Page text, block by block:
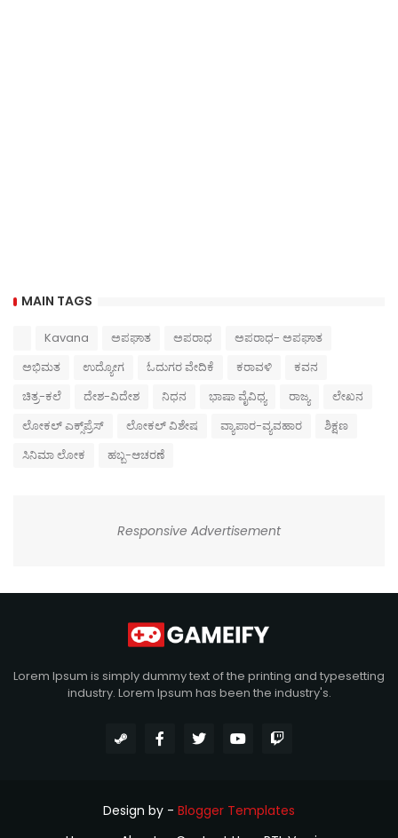
MAIN TAGS
Kavana ಅಪಘಾತ ಅಪರಾಧ
ಅಪರಾಧ- ಅಪಘಾತ
ಅಭಿಮತ
ಉದ್ಯೋಗ ಓದುಗರ ವೇದಿಕೆ ಕರಾವಳಿ
ಕವನ
ಚಿತ್ರ-ಕಲೆ
ದೇಶ-ವಿದೇಶ ನಿಧನ ಭಾಷಾ ವೈವಿಧ್ಯ ರಾಜ್ಯ
ಲೇಖನ
ಲೋಕಲ್ ಎಕ್ಸ್‌ಪ್ರೆಸ್
ಲೋಕಲ್ ವಿಶೇಷ ವ್ಯಾಪಾರ-ವ್ಯವಹಾರ
ಶಿಕ್ಷಣ
ಸಿನಿಮಾ ಲೋಕ
ಹಬ್ಬ-ಆಚರಣೆ
Responsive Advertisement
Lorem Ipsum is simply dummy text of the printing and typesetting
industry. Lorem Ipsum has been the industry's.
Design by - Blogger Templates